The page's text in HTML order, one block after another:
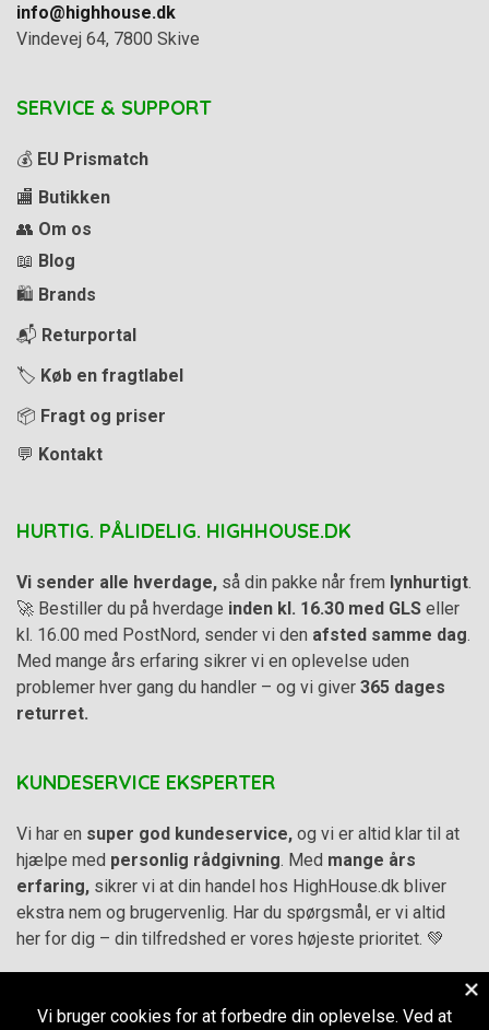
info@highhouse.dk
Vindevej 64, 7800 Skive
SERVICE & SUPPORT
💰 EU Prismatch
🏬 Butikken
👥 Om os
📖 Blog
🛍️ Brands
📬 Returportal
🏷️ Køb en fragtlabel
📦 Fragt og priser
💬 Kontakt
HURTIG. PÅLIDELIG. HIGHHOUSE.DK
Vi sender alle hverdage, så din pakke når frem lynhurtigt
🚀 Bestiller du på hverdage inden kl. 16.30 med GLS eller
kl. 16.00 med PostNord, sender vi den afsted samme dag
Med mange års erfaring sikrer vi en oplevelse uden
problemer hver gang du handler – og vi giver 365 dages
returret.
KUNDESERVICE EKSPERTER
Vi har en super god kundeservice, og vi er altid klar til at
hjælpe med personlig rådgivning . Med mange års
erfaring, sikrer vi at din handel hos HighHouse.dk bliver
ekstra nem og brugervenlig. Har du spørgsmål, er vi altid
her for dig – din tilfredshed er vores højeste prioritet. 💚